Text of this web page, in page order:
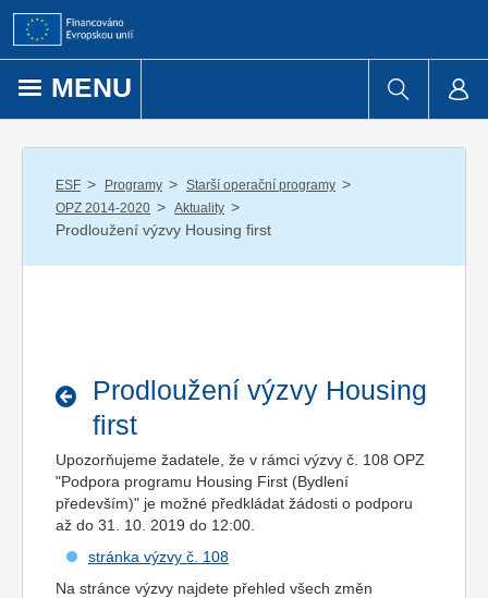
Přejít k obsahu
MENU
ESF / Programy / Starší operační programy /
OPZ 2014-2020 / Aktuality /
Prodloužení výzvy Housing first
Prodloužení výzvy Housing
first
Upozorňujeme žadatele, že v rámci výzvy č. 108 OPZ
"Podpora programu Housing First (Bydlení
především)" je možné předkládat žádosti o podporu
až do 31. 10. 2019 do 12:00.
stránka výzvy č. 108
Na stránce výzvy najdete přehled všech změn